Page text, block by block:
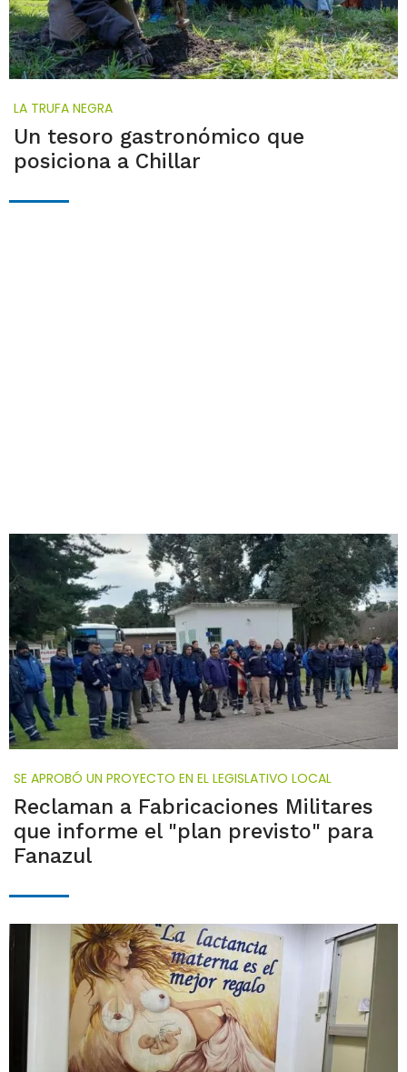
LA TRUFA NEGRA
Un tesoro gastronómico que
posiciona a Chillar
SE APROBÓ UN PROYECTO EN EL LEGISLATIVO LOCAL
Reclaman a Fabricaciones Militares
que informe el "plan previsto" para
Fanazul